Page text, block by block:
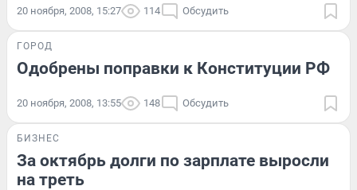
20 ноября, 2008, 15:27 114 Обсудить
ГОРОД
Одобрены поправки к Конституции РФ
20 ноября, 2008, 13:55 148 Обсудить
БИЗНЕС
За октябрь долги по зарплате выросли
на треть